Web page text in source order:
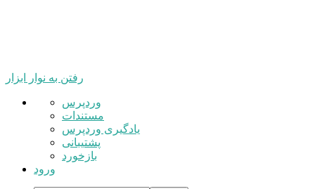
رفتن به نوار ابزار
درباره
وردپرس
وردپرس
مستندات
یادگیری وردپرس
پشتیبانی
بازخورد
ورود